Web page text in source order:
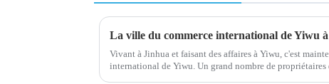
La ville du commerce international de Yiwu
Vivant à Jinhua et faisant des affaires à Yiwu, c'est
international de Yiwu. Un grand nombre de propriétaires de stands sur le marché de gros des